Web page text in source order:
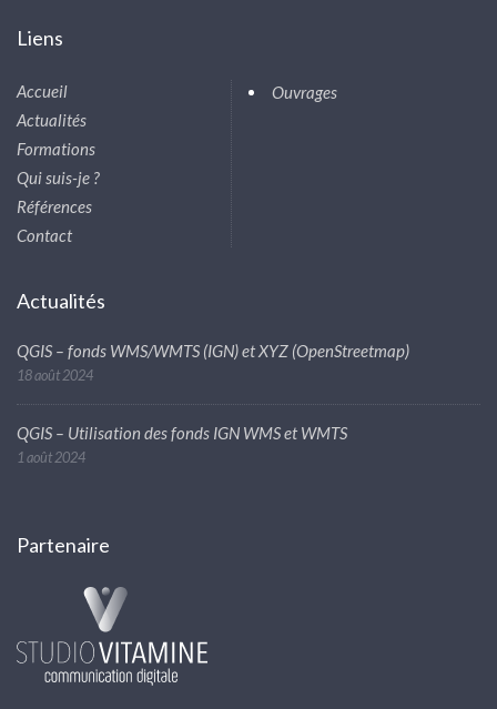
Liens
Accueil
Actualités
Formations
Qui suis-je ?
Références
Contact
Ouvrages
Actualités
QGIS – fonds WMS/WMTS (IGN) et XYZ (OpenStreetmap)
18 août 2024
QGIS – Utilisation des fonds IGN WMS et WMTS
1 août 2024
Partenaire